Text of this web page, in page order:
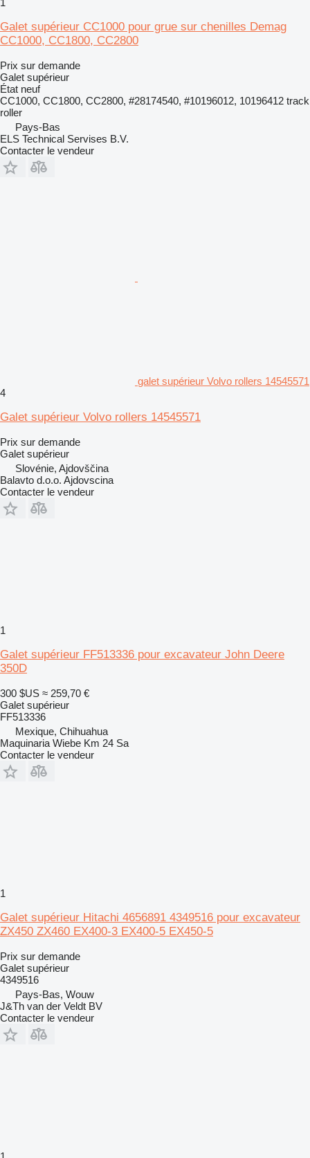
Galet supérieur CC1000 pour grue sur chenilles Demag
CC1000, CC1800, CC2800
Prix sur demande
Galet supérieur
État neuf
CC1000, CC1800, CC2800, #28174540, #10196012, 10196412 track
roller
Pays-Bas
ELS Technical Servises B.V.
Contacter le vendeur
galet supérieur Volvo rollers 14545571
4
Galet supérieur Volvo rollers 14545571
Prix sur demande
Galet supérieur
Slovénie, Ajdovščina
Balavto d.o.o. Ajdovscina
Contacter le vendeur
1
Galet supérieur FF513336 pour excavateur John Deere
350D
300 $US ≈ 259,70 €
Galet supérieur
FF513336
Mexique, Chihuahua
Maquinaria Wiebe Km 24 Sa
Contacter le vendeur
1
Galet supérieur Hitachi 4656891 4349516 pour excavateur
ZX450 ZX460 EX400-3 EX400-5 EX450-5
Prix sur demande
Galet supérieur
4349516
Pays-Bas, Wouw
J&Th van der Veldt BV
Contacter le vendeur